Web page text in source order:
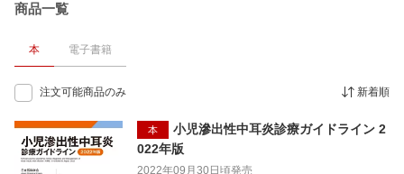
商品一覧
本 電子書籍
注文可能商品のみ 新着順
本
小児滲出性中耳炎診療ガイドライン 2
022年版
2022年09月30日頃発売